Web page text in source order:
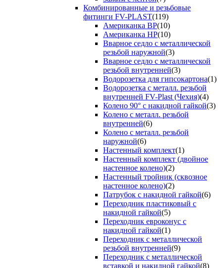
Комбинированные и резьбовые
фитинги FV-PLAST(119)
Американка ВР(10)
Американка НР(10)
Вварное седло с металлической
резьбой наружной(3)
Вварное седло с металлической
резьбой внутренней(3)
Водорозетка для гипсокартона(1)
Водорозетка с металл. резьбой
внутренней FV-Plast (Чехия)(4)
Колено 90° с накидной гайкой(3)
Колено с металл. резьбой
внутренней(6)
Колено с металл. резьбой
наружной(6)
Настенный комплект(1)
Настенный комплект (двойное
настенное колено)(2)
Настенный тройник (сквозное
настенное колено)(2)
Патрубок с накидной гайкой(6)
Переходник пластиковый с
накидной гайкой(5)
Переходник евроконус с
накидной гайкой(1)
Переходник с металлической
резьбой внутренней(9)
Переходник с металлической
вставкой и накидной гайкой(8)